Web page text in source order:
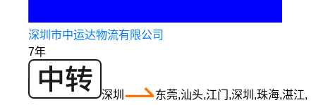
深圳市中运达物流有限公司
7年
深圳
东莞,汕头,江门,深圳,珠海,湛江,